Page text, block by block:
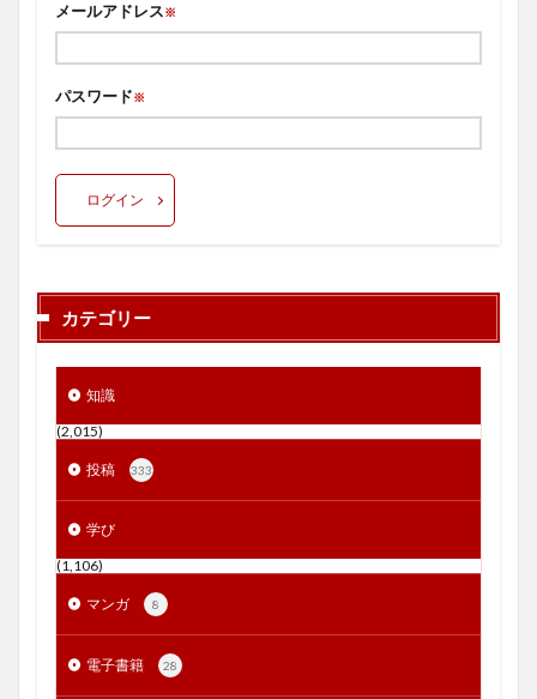
メールアドレス※
パスワード※
ログイン
カテゴリー
知識
(2,015)
投稿 333
学び
(1,106)
マンガ 8
電子書籍 28